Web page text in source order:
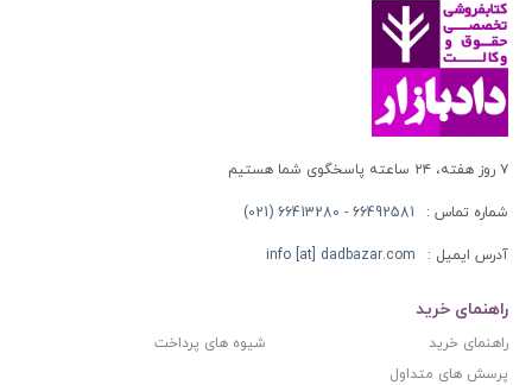
۷ روز هفته، ۲۴ ساعته پاسخگوی شما هستیم
شماره تماس : 66492581 - 66413280 (021)
آدرس ایمیل : info [at] dadbazar.com
راهنمای خرید
راهنمای خرید
شیوه های پرداخت
پرسش های متداول